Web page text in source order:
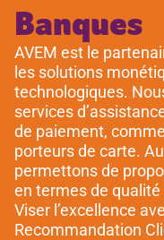
Banques
AVEM est le
les solutions
technologiques.
services
de paiement,
porteurs de carte.
permettons de
en termes de
Viser l’excellence
Recommandation